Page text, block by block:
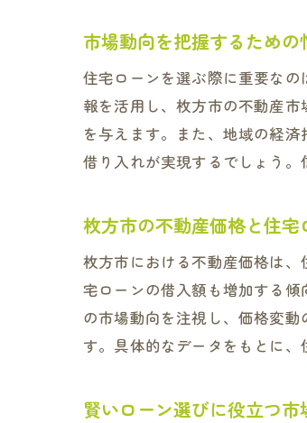
市場動向を把握するための
住宅ローンを選ぶ際に重要な
報を活用し、枚方市の不動産
を与えます。また、地域の経
借り入れが実現するでしょう。
枚方市の不動産価格と住宅
枚方市における不動産価格は
宅ローンの借入額も増加する
の市場動向を注視し、価格変
す。具体的なデータをもとに
賢いローン選びに役立つ市